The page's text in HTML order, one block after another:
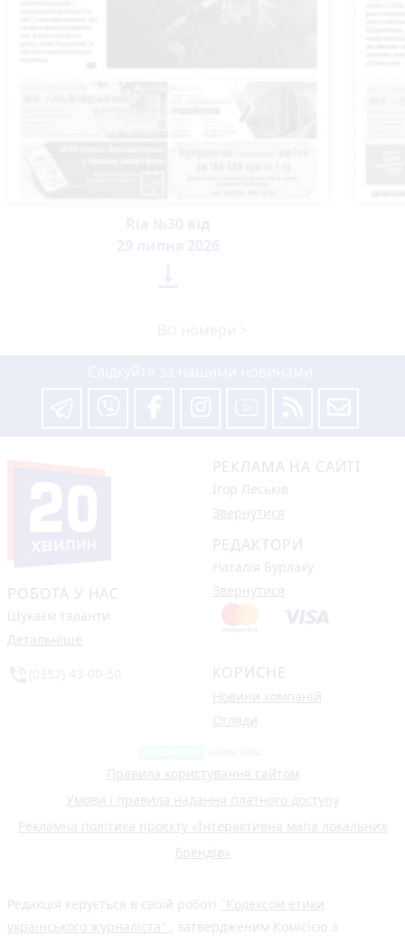
РОБОТА У НАС
Шукаєм таланти
Детальніше
РЕКЛАМА НА САЙТІ
Ігор Леськів
Звернутися
РЕДАКТОРИ
Наталія Бурлаку
Звернутися
КОРИСНЕ
Новини компаній
Огляди
Правила користування сайтом
Умови і правила надання платного доступу
Рекламна політика проєкту «Інтерактивна мапа локальних
брендів»
Редакція керується в своїй роботі "Кодексом етики
українського журналіста"
, затвердженим Комісією з